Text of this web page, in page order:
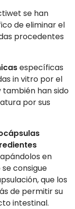
se han
de eliminar el
procedentes
específicas
in vitro por el
también han sido
por sus
en
consigue
que los
de permitir su
intestinal.